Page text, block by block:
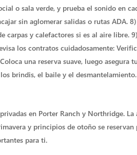
o sala verde, y prueba el sonido en
sin aglomerar salidas o rutas ADA.
y calefactores si es al aire libre.
los contratos cuidadosamente:
una reserva suave, luego
brindis, el baile y el desmantelamiento.
en Porter Ranch y Northridge.
y principios de otoño se
para ti.